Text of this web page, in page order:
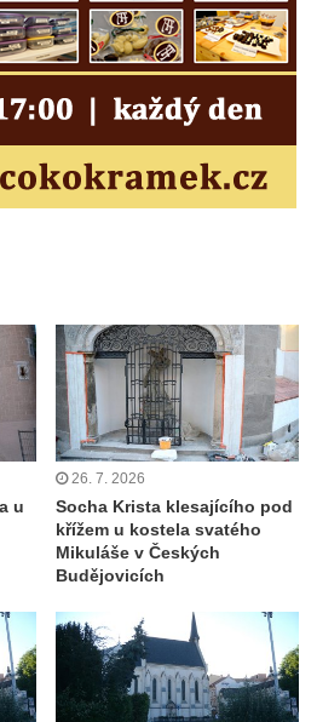
Marie v Holubici
jihozápadně od
v Debrně
na hřbitově v
Vltavou
Vltavou
na hřbitově
Bohorodice (bývalá
nad Vltavou
v Petrovicích
ve
u
26. 7. 2026
Socha Krista klesajícího pod
křížem u kostela svatého
Mikuláše v Českých
Budějovicích